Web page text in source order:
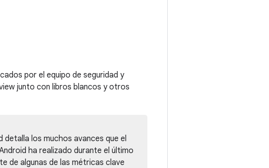
por el equipo de seguridad y
junto con libros blancos y otros
detalla los muchos avances que el
ha realizado durante el último
de algunas de las métricas clave